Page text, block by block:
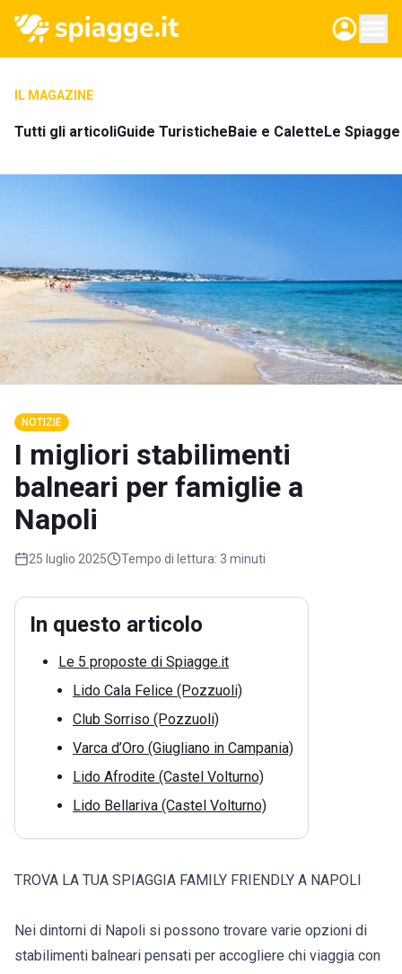
IL MAGAZINE
Tutti gli articoliGuide TuristicheBaie e CaletteLe
NOTIZIE
I migliori stabilimenti
balneari per famiglie a
Napoli
25 luglio 2025 Tempo di lettura: 3 minuti
In questo articolo
Le 5 proposte di Spiagge.it
Lido Cala Felice (Pozzuoli)
Club Sorriso (Pozzuoli)
Varca d’Oro (Giugliano in Campania)
Lido Afrodite (Castel Volturno)
Lido Bellariva (Castel Volturno)
TROVA LA TUA SPIAGGIA FAMILY FRIENDLY A NAPOLI
Nei dintorni di Napoli si possono trovare varie opzioni di
stabilimenti balneari pensati per accogliere chi viaggia con